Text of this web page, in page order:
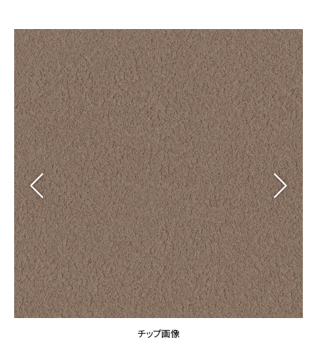
商品を探す
商品を探す トップ
壁紙
カーテン
床材
ブランド・コレクション
Lilycolor Coordinate 着せ替えシミュレーション
カタログ一覧
カタログ一覧 トップ
壁紙
カーテン
床材
サステナブル商品
ノンワックス床タイル
壁紙機能性ガイド
施工事例
施工事例 トップ
医療・福祉施設
ホテル・オフィス・店舗
モデルハウス
新築戸建・マンション
#リリカラのある暮らし
リリカラノート
ショールーム
ショールーム トップ
東京ショールーム
大阪ショールーム
お客様サポート
お客様サポート トップ
チップ画像